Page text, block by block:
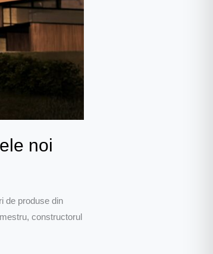
noi
de produse din
constructorul